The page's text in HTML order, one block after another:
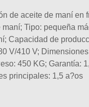
de aceite de maní en
Tipo: pequeña
Capacidad de
V/410 V; Dimensiones
450 KG; Garantía:
principales: 1,5 a?os